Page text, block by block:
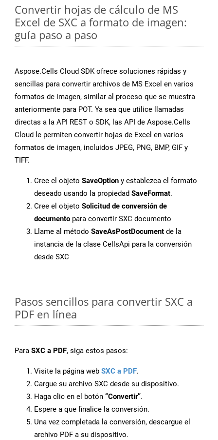
Convertir hojas de cálculo de MS
Excel de SXC a formato de imagen:
guía paso a paso
Aspose.Cells Cloud SDK ofrece soluciones rápidas y
sencillas para convertir archivos de MS Excel en varios
formatos de imagen, similar al proceso que se muestra
anteriormente para POT. Ya sea que utilice llamadas
directas a la API REST o SDK, las API de Aspose.Cells
Cloud le permiten convertir hojas de Excel en varios
formatos de imagen, incluidos JPEG, PNG, BMP, GIF y
TIFF.
Cree el objeto SaveOption y establezca el formato
deseado usando la propiedad SaveFormat.
Cree el objeto Solicitud de conversión de
documento para convertir SXC documento
Llame al método SaveAsPostDocument de la
instancia de la clase CellsApi para la conversión
desde SXC
Pasos sencillos para convertir SXC a
PDF en línea
Para SXC a PDF, siga estos pasos:
Visite la página web SXC a PDF.
Cargue su archivo SXC desde su dispositivo.
Haga clic en el botón “Convertir”.
Espere a que finalice la conversión.
Una vez completada la conversión, descargue el
archivo PDF a su dispositivo.